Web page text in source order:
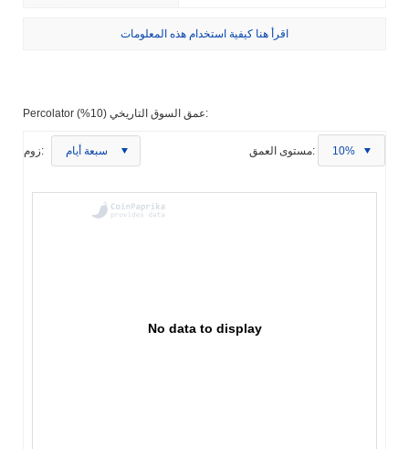
اقرأ هنا كيفية استخدام هذه المعلومات
Percolator عمق السوق التاريخي (10%):
زوم: سبعة أيام مستوى العمق: 10%
No data to display